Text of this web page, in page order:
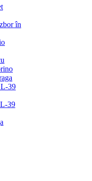
în
39
39